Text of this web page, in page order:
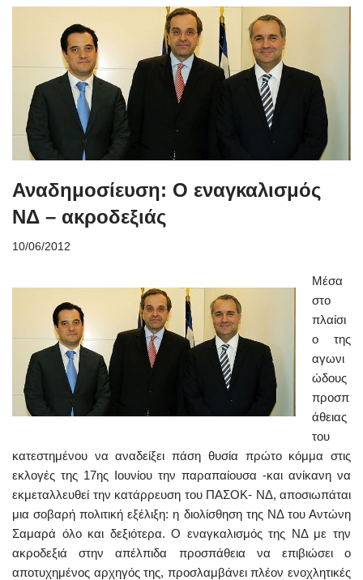
Αναδημοσίευση: Ο εναγκαλισμός
ΝΔ – ακροδεξιάς
10/06/2012
Μέσα
στο
πλαίσι
ο της
αγωνι
ώδους
προσπ
άθειας
του
κατεστημένου να αναδείξει πάση θυσία πρώτο κόμμα στις
εκλογές της 17ης Ιουνίου την παραπαίουσα -και ανίκανη να
εκμεταλλευθεί την κατάρρευση του ΠΑΣΟΚ- ΝΔ, αποσιωπάται
μια σοβαρή πολιτική εξέλιξη: η διολίσθηση της ΝΔ του Αντώνη
Σαμαρά όλο και δεξιότερα. Ο εναγκαλισμός της ΝΔ με την
ακροδεξιά στην απέλπιδα προσπάθεια να επιβιώσει ο
αποτυχημένος αρχηγός της, προσλαμβάνει πλέον ενοχλητικές